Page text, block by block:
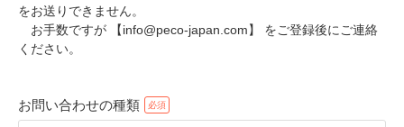
をお送りできません。
お手数ですが 【info@peco-japan.com】 をご登録後にご連絡
ください。
お問い合わせの種類